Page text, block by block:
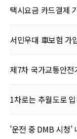
택시요금 카드결제
서민우대 車보험 가
제7차 국가교통안전
1차로는 추월도로
'운전 중 DMB 시청'